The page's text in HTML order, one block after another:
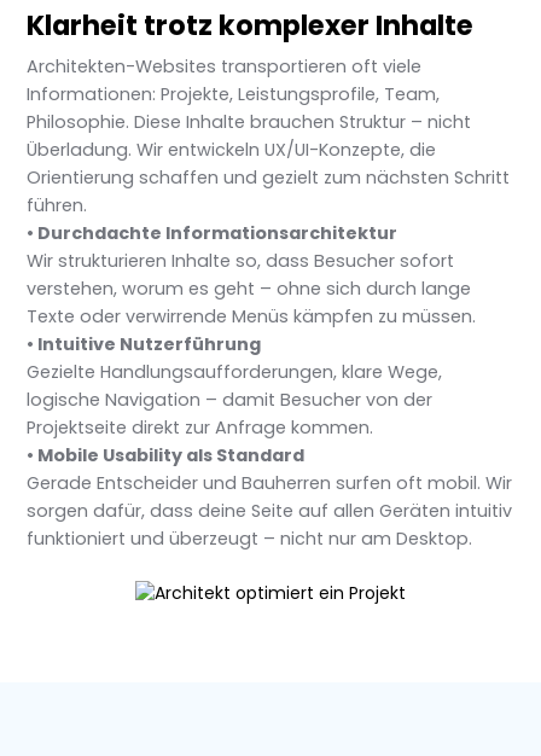
Klarheit trotz komplexer Inhalte
Architekten-Websites transportieren oft viele
Informationen: Projekte, Leistungsprofile, Team,
Philosophie. Diese Inhalte brauchen Struktur – nicht
Überladung. Wir entwickeln UX/UI-Konzepte, die
Orientierung schaffen und gezielt zum nächsten Schritt
führen.
• Durchdachte Informationsarchitektur
Wir strukturieren Inhalte so, dass Besucher sofort
verstehen, worum es geht – ohne sich durch lange
Texte oder verwirrende Menüs kämpfen zu müssen.
• Intuitive Nutzerführung
Gezielte Handlungsaufforderungen, klare Wege,
logische Navigation – damit Besucher von der
Projektseite direkt zur Anfrage kommen.
• Mobile Usability als Standard
Gerade Entscheider und Bauherren surfen oft mobil. Wir
sorgen dafür, dass deine Seite auf allen Geräten intuitiv
funktioniert und überzeugt – nicht nur am Desktop.